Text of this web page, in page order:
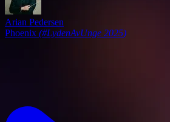
Arian Pedersen
Phoenix (#LydenAvUnge 2025)